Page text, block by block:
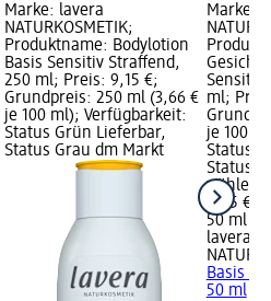
Marke: lavera
NATURKOSMETIK;
Produktname: Bodylotion
Basis Sensitiv Straffend,
250 ml; Preis: 9,15 €;
Grundpreis: 250 ml (3,66 €
je 100 ml); Verfügbarkeit:
Status Grün Lieferbar,
Status Grau dm Markt
Marke:
Sensitiv
ml;
je 100
Status
Status
wählen
8,95 €
50 ml
lavera
Basis
50 ml